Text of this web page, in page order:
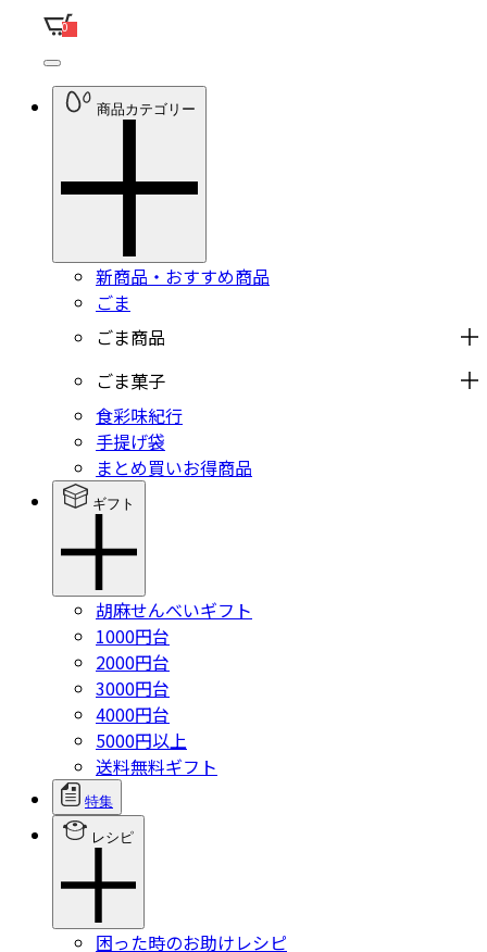
0
商品カテゴリー
新商品・おすすめ商品
ごま
ごま商品
ごま菓子
食彩味紀行
手提げ袋
まとめ買いお得商品
ギフト
胡麻せんべいギフト
1000円台
2000円台
3000円台
4000円台
5000円以上
送料無料ギフト
特集
レシピ
困った時のお助けレシピ